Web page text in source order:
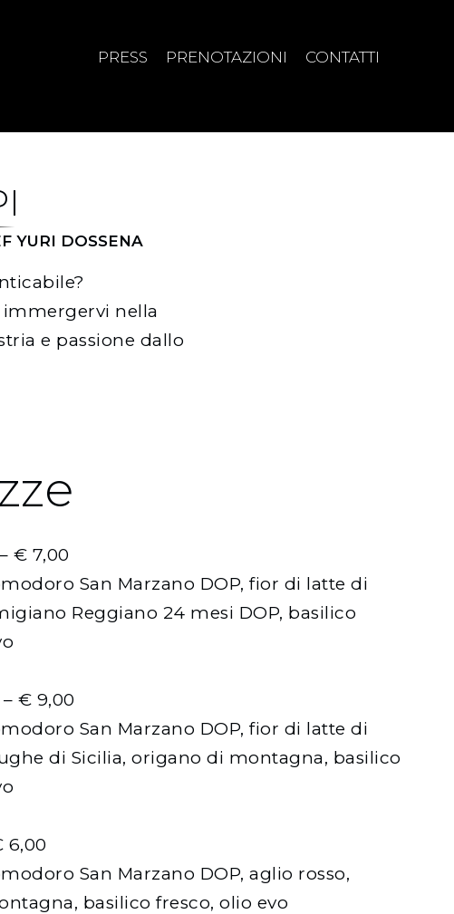
PRESS PRENOTAZIONI CONTATTI
YURI DOSSENA
nella
e passione dallo
– € 7,00
San Marzano DOP, fior di latte di
Reggiano 24 mesi DOP, basilico
– € 9,00
San Marzano DOP, fior di latte di
di Sicilia, origano di montagna, basilico
6,00
San Marzano DOP, aglio rosso,
basilico fresco, olio evo